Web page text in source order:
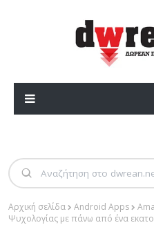
Αρχική σελίδα Android Apps
Ψυχολογίας με πάνω από ένα